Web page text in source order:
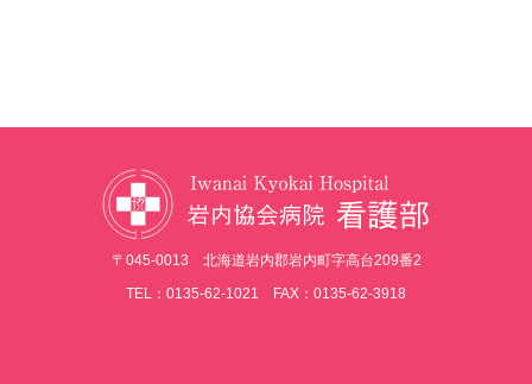
〒045-0013 北海道岩内郡岩内町字高台209番2
TEL：0135-62-1021 FAX：0135-62-3918